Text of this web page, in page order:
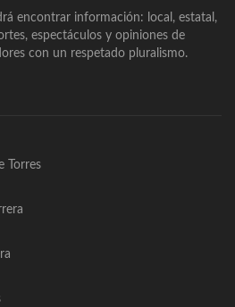
encontrar información: local, estatal,
espectáculos y opiniones de
con un respetado pluralismo.
Torres